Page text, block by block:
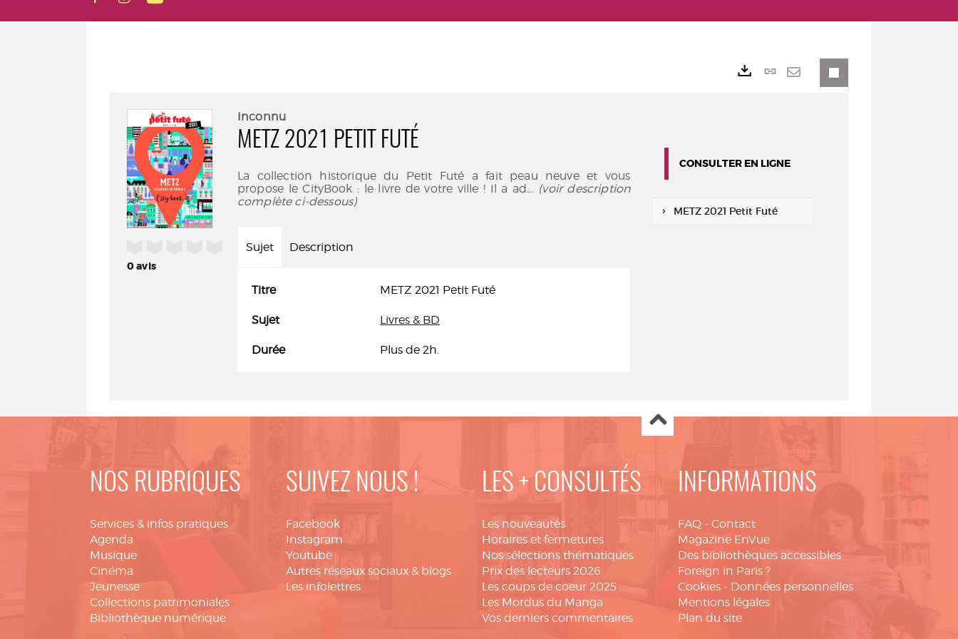
0avis
Inconnu
METZ 2021 PETIT FUTÉ
La collection historique du Petit Futé a fait peau neuve et vous
propose le CityBook : le livre de votre ville ! Il a ad... (voir description
complète ci-dessous)
Sujet Description
Titre METZ 2021 Petit Futé
Sujet Livres & BD
Durée Plus de 2h.
Lien
CONSULTER EN LIGNE
METZ 2021 Petit Futé
NOS RUBRIQUES
Services & infos pratiques
Agenda
Musique
Cinéma
Jeunesse
Collections patrimoniales
Bibliothèque numérique
SUIVEZ NOUS !
Facebook
Instagram
Youtube
Autres réseaux sociaux & blogs
Les infolettres
LES + CONSULTÉS
Les nouveautés
Horaires et fermetures
Nos sélections thématiques
Prix des lecteurs 2026
Les coups de coeur 2025
Les Mordus du Manga
Vos derniers commentaires
INFORMATIONS
FAQ - Contact
Magazine EnVue
Des bibliothèques accessibles
Foreign in Paris ?
Cookies - Données personnelles
Mentions légales
Plan du site